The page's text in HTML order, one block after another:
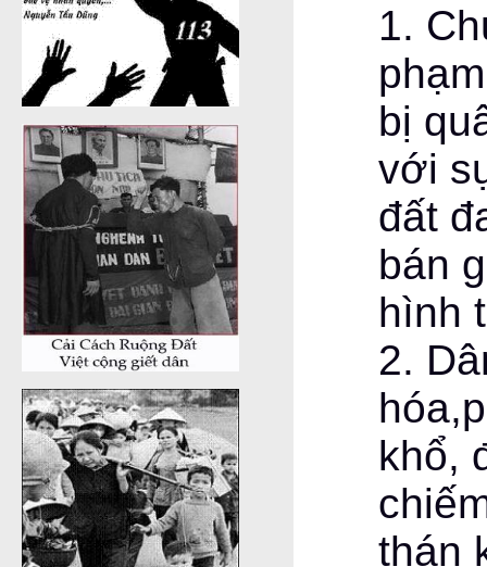
1.
bị
với
đất
bán
hình
2.
khổ,
thán